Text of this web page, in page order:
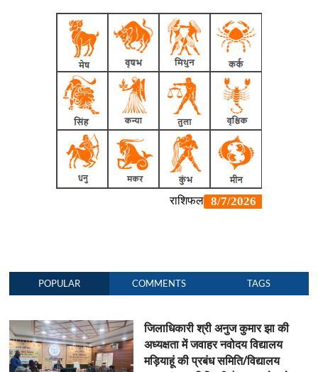
POPULAR COMMENTS TAGS
जिलाधिकारी श्री अनुज कुमार झा की
अध्यक्षता में जवाहर नवोदय विद्यालय
मड़ियाहूं की प्रबंध समिति/विद्यालय